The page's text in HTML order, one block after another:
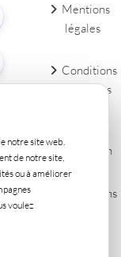
notre site web.
de notre site,
ou à améliorer
voulez
Mentions
légales
Conditions
générales
rétraction
Conditions